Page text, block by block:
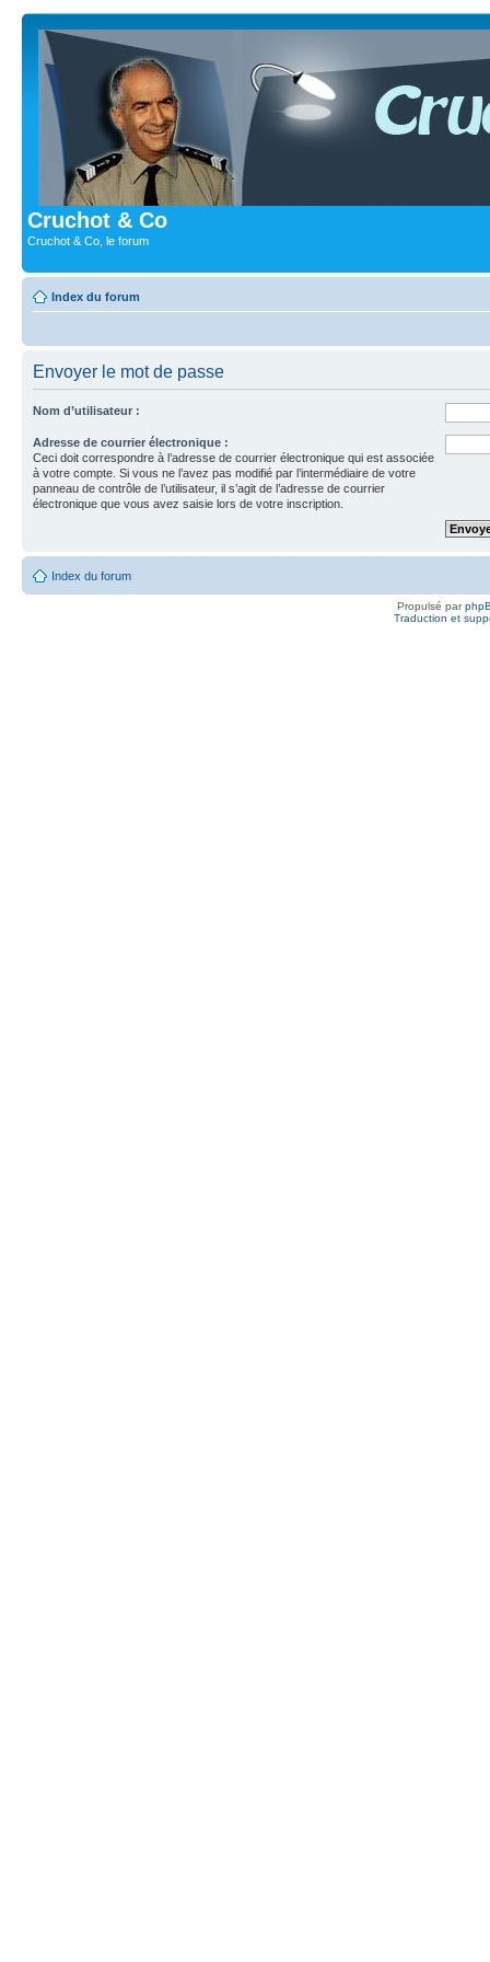
Cruchot & Co
Cruchot & Co, le forum
Index du forum
Envoyer le mot de passe
Nom d’utilisateur :
Adresse de courrier électronique :
Ceci doit correspondre à l’adresse de courrier électronique qui est associée
à votre compte. Si vous ne l’avez pas modifié par l’intermédiaire de votre
panneau de contrôle de l’utilisateur, il s’agit de l’adresse de courrier
électronique que vous avez saisie lors de votre inscription.
Index du forum
Propulsé par
Traduction et